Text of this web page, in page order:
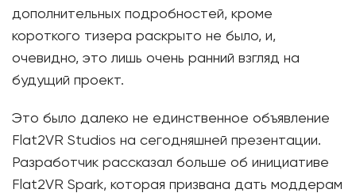
дополнительных подробностей, кроме
короткого тизера раскрыто не было, и,
очевидно, это лишь очень ранний взгляд на
будущий проект.
Это было далеко не единственное объявление
Flat2VR Studios на сегодняшней презентации.
Разработчик рассказал больше об инициативе
Flat2VR Spark, которая призвана дать моддерам